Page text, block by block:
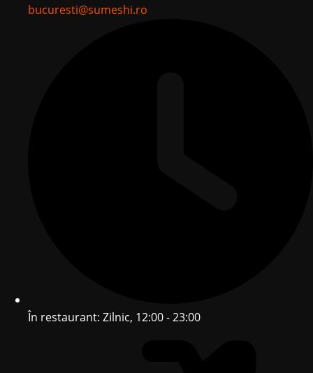
bucuresti@sumeshi.ro
În restaurant: Zilnic, 12:00 - 23:00